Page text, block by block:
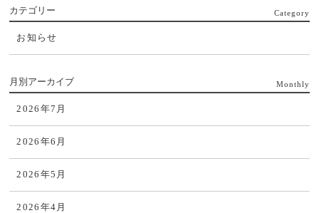
カテゴリー Category
お知らせ
月別アーカイブ Monthly
2026年7月
2026年6月
2026年5月
2026年4月